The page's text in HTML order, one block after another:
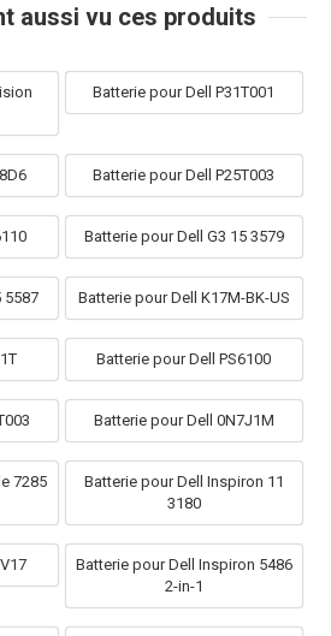
aussi vu ces produits
Batterie pour Dell P31T001
Batterie pour Dell P25T003
Batterie pour Dell G3 15 3579
5587 Batterie pour Dell K17M-BK-US
Batterie pour Dell PS6100
Batterie pour Dell 0N7J1M
7285
Batterie pour Dell Inspiron 11
3180
Batterie pour Dell Inspiron 5486
2-in-1